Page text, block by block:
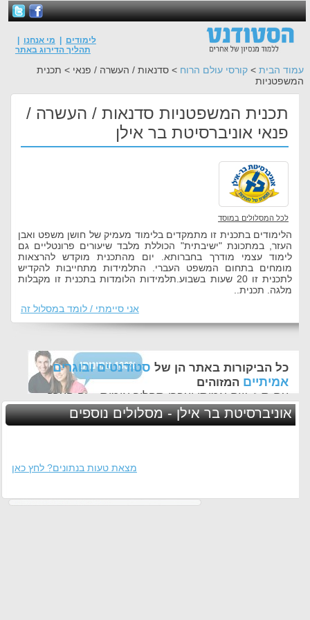
לימודים מי אנחנו
תהליך הדירוג באתר
עמוד הבית > קורסי עולם הרוח > סדנאות / העשרה / פנאי > תכנית
המשפטניות
תכנית המשפטניות סדנאות / העשרה /
פנאי אוניברסיטת בר אילן
לכל המסלולים במוסד
הלימודים בתכנית זו מתמקדים בלימוד מעמיק של חושן משפט ואבן
העזר, במתכונת "ישיבתית" הכוללת מלבד שיעורים פרונטליים גם
לימוד עצמי מודרך בחברותא. יום מהתכנית מוקדש להרצאות
מומחים בתחום המשפט העברי. התלמידות מתחייבות להקדיש
לתכנית זו 20 שעות בשבוע.תלמידות הלומדות בתכנית זו מקבלות
מלגה. תכנית..
אני סיימתי / לומד במסלול זה
כל הביקורות באתר הן של סטודנטים ובוגרים
אמיתיים המזוהים
עם ת.ז, שם אמיתי ועברו תהליך אימות - זה הערך
החשוב לנו ביותר באתר
אוניברסיטת בר אילן - מסלולים נוספים
מצאת טעות בנתונים? לחץ כאן